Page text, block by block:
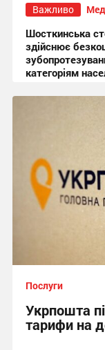
Важливо
Шосткинська
здійснює
категоріям
Послуги
Укрпошта
тарифи на